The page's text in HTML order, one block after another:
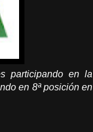
participando en la
en 8ª posición en